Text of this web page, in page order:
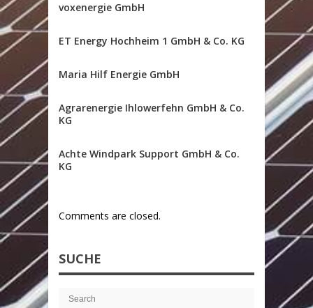
voxenergie GmbH
ET Energy Hochheim 1 GmbH & Co. KG
Maria Hilf Energie GmbH
Agrarenergie Ihlowerfehn GmbH & Co.
KG
Achte Windpark Support GmbH & Co.
KG
Comments are closed.
SUCHE